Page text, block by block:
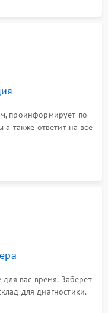
проинформирует по
также ответит на все
вас время. Заберет
для диагностики.